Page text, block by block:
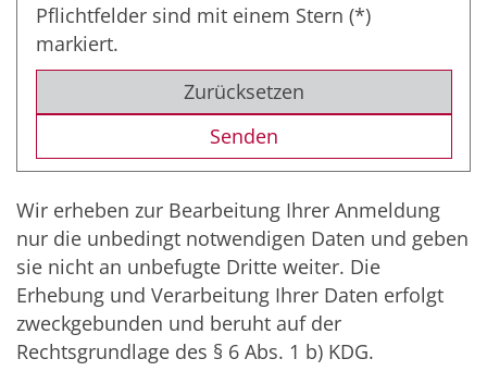
Pflichtfelder sind mit einem Stern (*)
markiert.
Zurücksetzen
Wir erheben zur Bearbeitung Ihrer Anmeldung
nur die unbedingt notwendigen Daten und geben
sie nicht an unbefugte Dritte weiter. Die
Erhebung und Verarbeitung Ihrer Daten erfolgt
zweckgebunden und beruht auf der
Rechtsgrundlage des § 6 Abs. 1 b) KDG.